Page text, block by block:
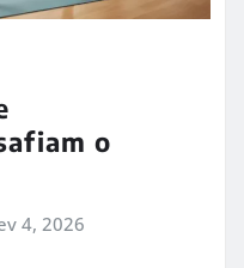
o
4, 2026